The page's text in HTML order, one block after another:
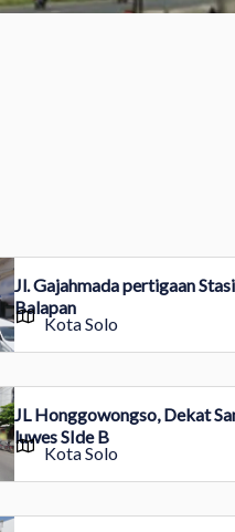
Jl. Gajahmada pertigaan
Balapan
Kota Solo
JL Honggowongso, Dekat
luwes SIde B
Kota Solo